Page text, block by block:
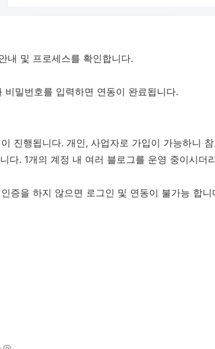
내 및 프로세스를 확인합니다.
밀번호를 입력하면 연동이 완료됩니다.
진행됩니다. 개인, 사업자로 가입이 가능하니
다. 1개의 계정 내 여러 블로그를 운영 중이시더
증을 하지 않으면 로그인 및 연동이 불가능 합니